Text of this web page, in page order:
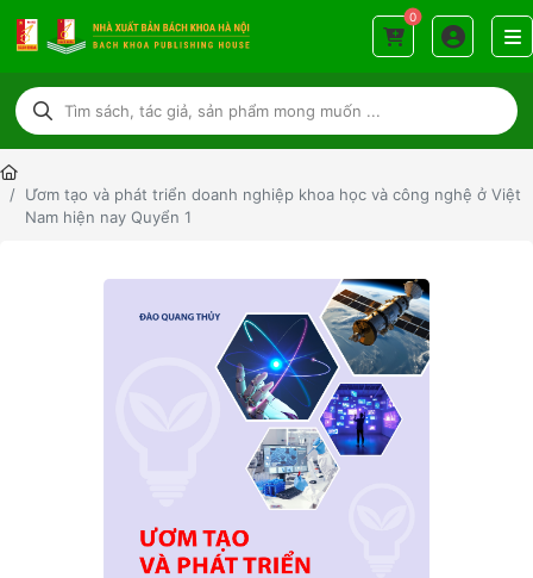
0
Ươm tạo và phát triển doanh nghiệp khoa học và công nghệ ở Việt
Nam hiện nay Quyển 1